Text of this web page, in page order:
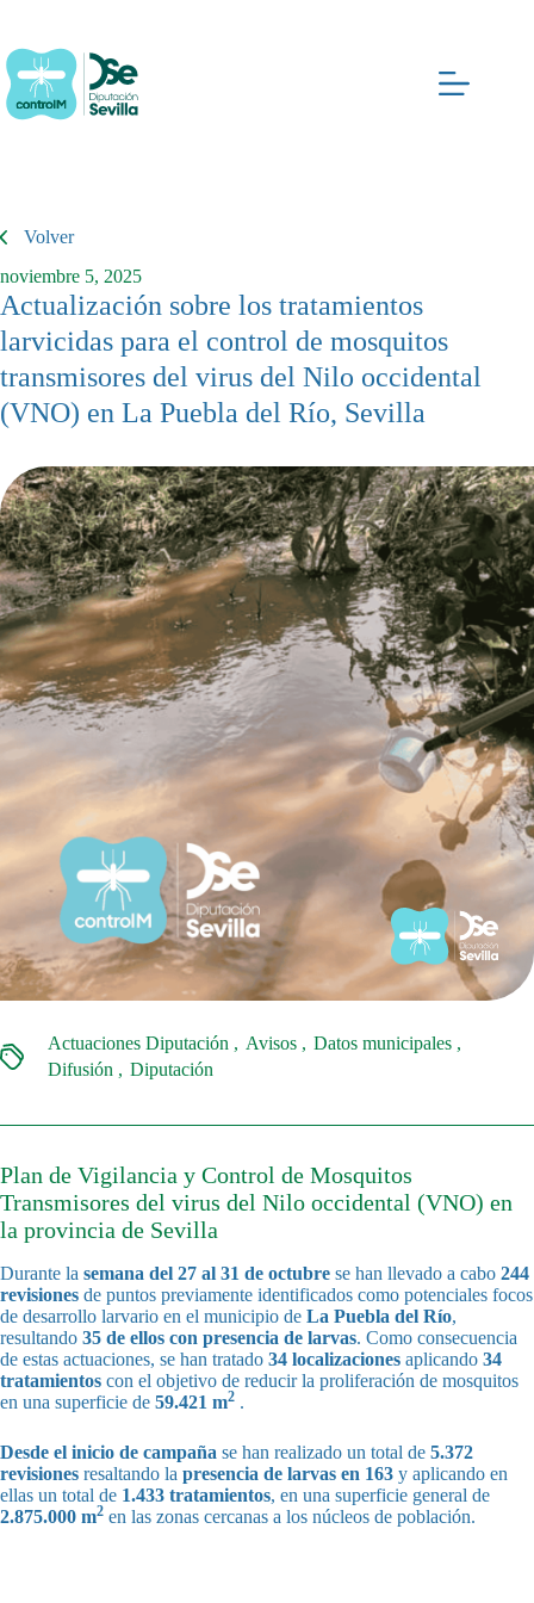
contenido
Volver
noviembre 5, 2025
Actualización sobre los tratamientos
larvicidas para el control de mosquitos
transmisores del virus del Nilo occidental
(VNO) en La Puebla del Río, Sevilla
Actuaciones Diputación Avisos
Datos municipales
Difusión
Diputación
Plan de Vigilancia y Control de Mosquitos
Transmisores del virus del Nilo occidental (VNO) en
la provincia de Sevilla
Durante la semana del 27 al 31 de octubre se han llevado a cabo 244
revisiones de puntos previamente identificados como potenciales focos
de desarrollo larvario en el municipio de La Puebla del Río,
resultando 35 de ellos con presencia de larvas. Como consecuencia
de estas actuaciones, se han tratado 34 localizaciones aplicando 34
tratamientos con el objetivo de reducir la proliferación de mosquitos
en una superficie de 59.421 m2 .
Desde el inicio de campaña se han realizado un total de 5.372
revisiones resaltando la presencia de larvas en 163 y aplicando en
ellas un total de 1.433 tratamientos, en una superficie general de
2.875.000 m2 en las zonas cercanas a los núcleos de población.